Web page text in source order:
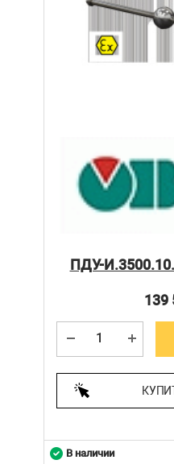
ПДУ-
139
В наличии